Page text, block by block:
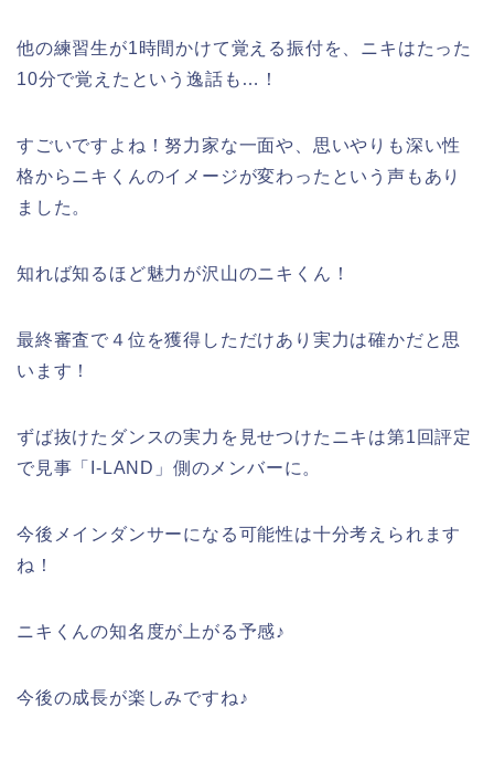
他の練習生が1時間かけて覚える振付を、ニキはたった
10分で覚えたという逸話も…！
すごいですよね！努力家な一面や、思いやりも深い性
格からニキくんのイメージが変わったという声もあり
ました。
知れば知るほど魅力が沢山のニキくん！
最終審査で４位を獲得しただけあり実力は確かだと思
います！
ずば抜けたダンスの実力を見せつけたニキは第1回評定
で見事「I-LAND」側のメンバーに。
今後メインダンサーになる可能性は十分考えられます
ね！
ニキくんの知名度が上がる予感♪
今後の成長が楽しみですね♪